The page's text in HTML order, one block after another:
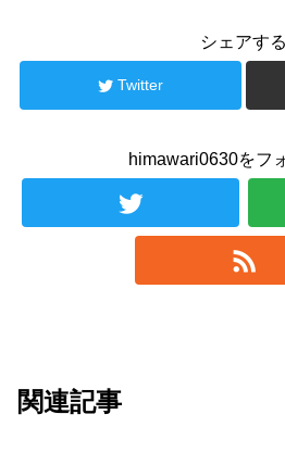
シェアする
Twitter
himawari0630をフ
関連記事